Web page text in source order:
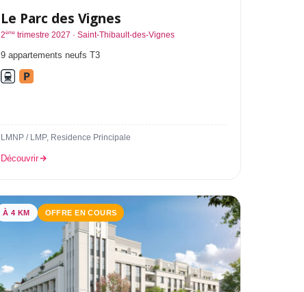
Le Parc des Vignes
2ème trimestre 2027 · Saint-Thibault-des-Vignes
9 appartements neufs T3
LMNP / LMP, Residence Principale
Découvrir
À 4 KM OFFRE EN COURS